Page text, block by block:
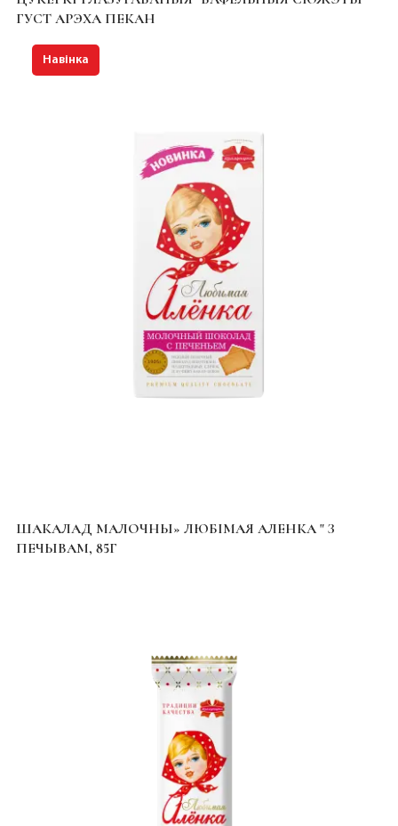
ГУСТ АРЭХА ПЕКАН
Навінка
ШАКАЛАД МАЛОЧНЫ» ЛЮБІМАЯ АЛЕНКА " З
ПЕЧЫВАМ, 85Г